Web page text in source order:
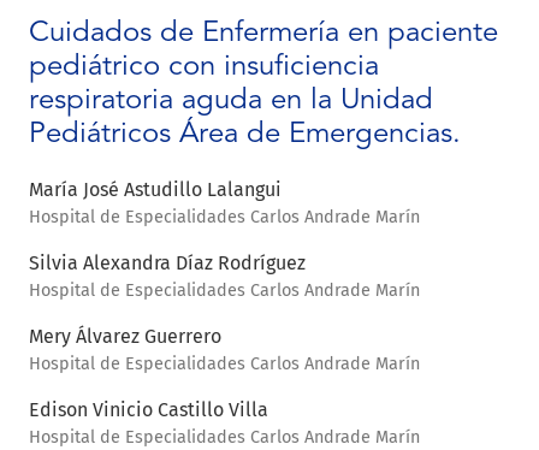
Cuidados de Enfermería en paciente
pediátrico con insuficiencia
respiratoria aguda en la Unidad
Pediátricos Área de Emergencias.
María José Astudillo Lalangui
Hospital de Especialidades Carlos Andrade Marín
Silvia Alexandra Díaz Rodríguez
Hospital de Especialidades Carlos Andrade Marín
Mery Álvarez Guerrero
Hospital de Especialidades Carlos Andrade Marín
Edison Vinicio Castillo Villa
Hospital de Especialidades Carlos Andrade Marín